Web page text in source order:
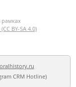
рамках
BY-SA 4.0)
CRM Hotline)